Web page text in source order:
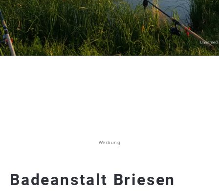
Werbung
Badeanstalt Briesen